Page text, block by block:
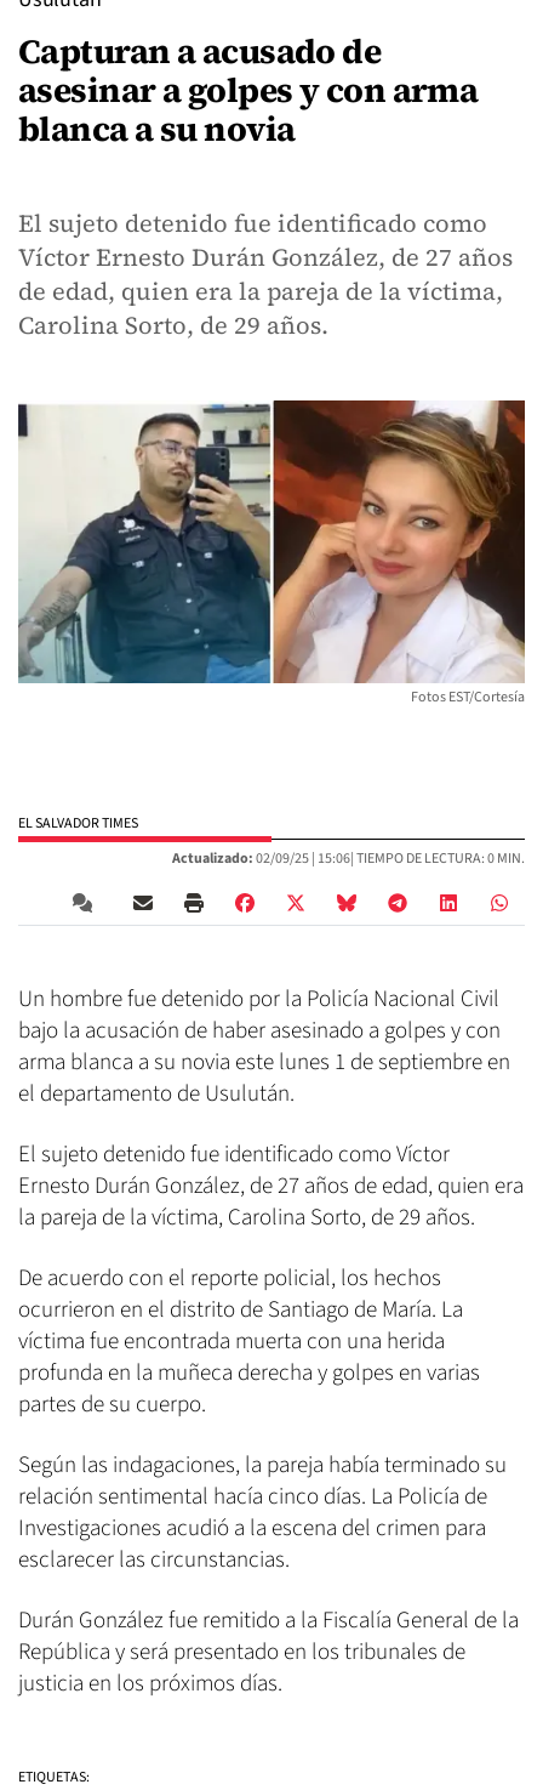
Capturan a acusado de
asesinar a golpes y con arma
blanca a su novia
El sujeto detenido fue identificado como
Víctor Ernesto Durán González, de 27 años
de edad, quien era la pareja de la víctima,
Carolina Sorto, de 29 años.
Fotos EST/Cortesía
EL SALVADOR TIMES
Actualizado:02/09/25 | 15:06| TIEMPO DE LECTURA: 0 MIN.
Un hombre fue detenido por la Policía Nacional Civil
bajo la acusación de haber asesinado a golpes y con
arma blanca a su novia este lunes 1 de septiembre en
el departamento de Usulután.
El sujeto detenido fue identificado como Víctor
Ernesto Durán González, de 27 años de edad, quien era
la pareja de la víctima, Carolina Sorto, de 29 años.
De acuerdo con el reporte policial, los hechos
ocurrieron en el distrito de Santiago de María. La
víctima fue encontrada muerta con una herida
profunda en la muñeca derecha y golpes en varias
partes de su cuerpo.
Según las indagaciones, la pareja había terminado su
relación sentimental hacía cinco días. La Policía de
Investigaciones acudió a la escena del crimen para
esclarecer las circunstancias.
Durán González fue remitido a la Fiscalía General de la
República y será presentado en los tribunales de
justicia en los próximos días.
ETIQUETAS: